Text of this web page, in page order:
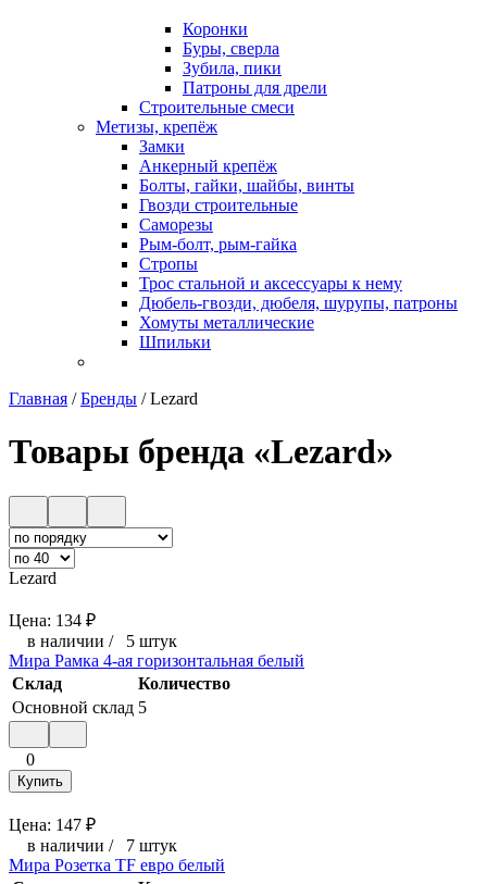
Коронки
Буры, сверла
Зубила, пики
Патроны для дрели
Строительные смеси
Метизы, крепёж
Замки
Анкерный крепёж
Болты, гайки, шайбы, винты
Гвозди строительные
Саморезы
Рым-болт, рым-гайка
Стропы
Трос стальной и аксессуары к нему
Дюбель-гвозди, дюбеля, шурупы, патроны
Хомуты металлические
Шпильки
Главная /Бренды /Lezard
Товары бренда «Lezard»
Lezard
Цена: 134 ₽
в наличии / 5 штук
Мира Рамка 4-ая горизонтальная белый
Склад
Количество
Основной склад 5
0
Купить
Цена: 147 ₽
в наличии / 7 штук
Мира Розетка TF евро белый